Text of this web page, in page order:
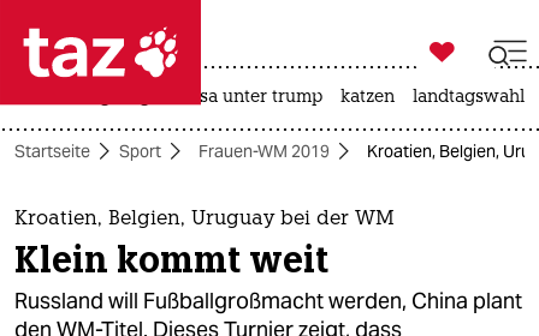
 taz zahl ich
taz zahl ich
themen
politik
öko

taz zahl ich
usa unter trump katzen landtagswahl
Startseite Sport Frauen-WM 2019 Kroatien, Belgien,
Kroatien, Belgien, Uruguay bei der WM
Klein kommt weit
Russland will Fußballgroßmacht werden, China plant
den WM-Titel. Dieses Turnier zeigt, dass